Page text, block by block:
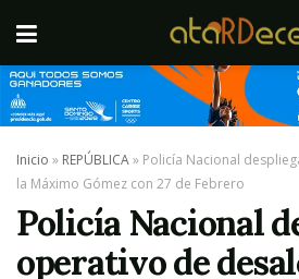
Inicio » REPÚBLICA» Policía Nacional
la Máximo Gómez con 27 de Febrero
Policía Nacional
operativo de